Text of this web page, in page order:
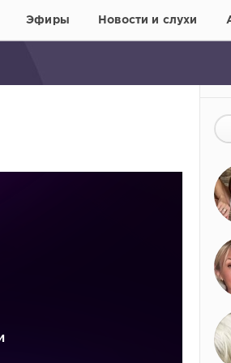
Эфиры Новости и слухи